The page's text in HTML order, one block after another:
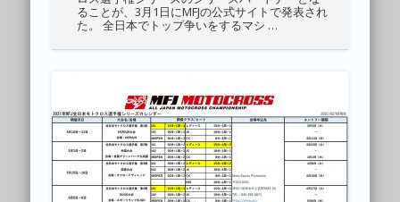
ることが、3月1日にMFJの公式サイトで発表され
た。 全日本でトップ争いをするマシ …